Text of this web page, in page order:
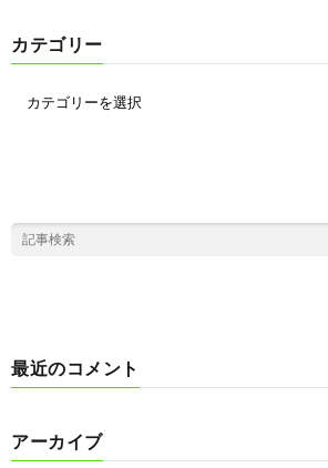
カテゴリー
最近のコメント
アーカイブ